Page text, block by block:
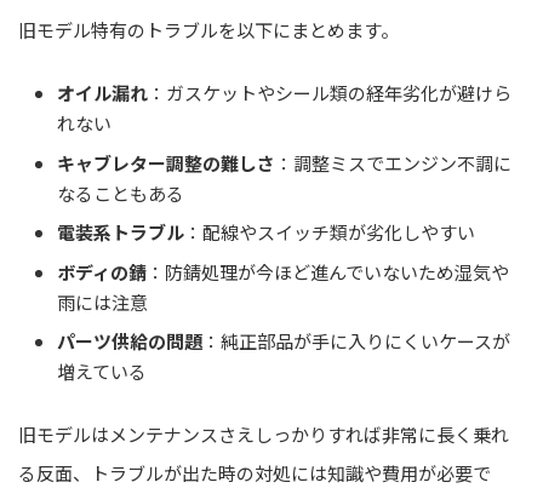
旧モデル特有のトラブルを以下にまとめます。
オイル漏れ ：ガスケットやシール類の経年劣化が避けら
れない
キャブレター調整の難しさ ：調整ミスでエンジン不調に
なることもある
電装系トラブル ：配線やスイッチ類が劣化しやすい
ボディの錆 ：防錆処理が今ほど進んでいないため湿気や
雨には注意
パーツ供給の問題 ：純正部品が手に入りにくいケースが
増えている
旧モデルはメンテナンスさえしっかりすれば非常に長く乗れ
る反面、トラブルが出た時の対処には知識や費用が必要で